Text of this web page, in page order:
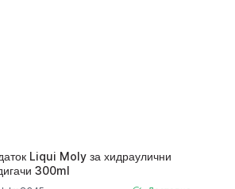
Liqui Moly за хидраулични
300ml